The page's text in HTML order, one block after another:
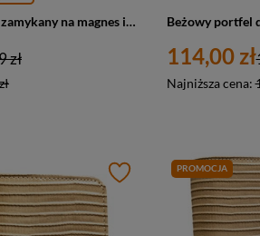
Beżowy portfel damski zamykany na magnes i suwak, zdobiony plecionką - Peterson
zł 114,00 zł
Najniższa cena:
PROMOCJA